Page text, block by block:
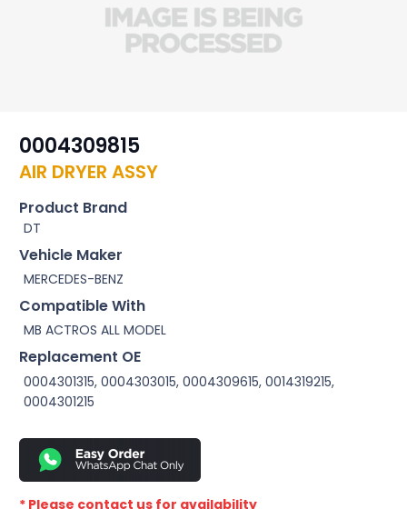
0004309815
AIR DRYER ASSY
Product Brand
DT
Vehicle Maker
MERCEDES-BENZ
Compatible With
MB ACTROS ALL MODEL
Replacement OE
0004301315, 0004303015, 0004309615, 0014319215,
0004301215
* Please contact us for availability